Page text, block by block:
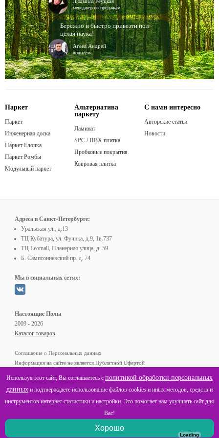
менеджер по продажам
Бережно и быстро привезти пол -
целая наука!
Агеев Андрей
водитель
Паркет
Паркет
Инженерная доска
Паркет Елочка
Паркет Ромбы
Модульный паркет
Альтернатива
паркету
Ламинат
SPC / ПВХ плитка
Пробковые покрытия
Ковровая плитка
С нами интересно
Авторские статьи
Новости
Адреса в Санкт-Петербурге:
Уральская ул., д.13
ТЦ Кубатура, ул. Фучика, д.9, 1в.737
ТЦ Leomall, Планерная улица, д. 59
Б. Сампсониевский пр. д. 74
Мы в социальных сетях:
Настоящие Полы
2009 - 2026
Каталог товаров
Соглашение о Персональных данных
Информация на сайте не является Публичной Офертой
Контактные телефоны:
+7(812)
602-40-48
8 (800) 775-05-68
Loading
Используя этот сайт, Вы соглашаетесь с политикой обработки персональных
данных и подтверждаете использование файлов cookies и иных методов, средств и
инструментов интернет статистики и настройки. Это помогает нам улучшать сайт для
Вас!
Хорошо